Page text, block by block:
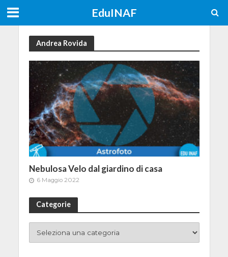
EduINAF
Andrea Rovida
Nebulosa Velo dal giardino di casa
6 Maggio 2022
Categorie